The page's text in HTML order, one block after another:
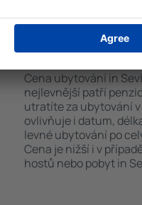
Kolik stojí
Cena ubytování in
nejlevnější patří
utratíte za ubytování
ovlivňuje i datum,
levné ubytování po
Cena je nižší i v
hostů nebo pobyt in